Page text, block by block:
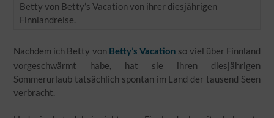
Betty von Betty’s Vacation von ihrer diesjährigen
Finnlandreise.
Nachdem ich Betty von Betty’s Vacation so viel über Finnland
vorgeschwärmt habe, hat sie ihren diesjährigen
Sommerurlaub tatsächlich spontan im Land der tausend Seen
verbracht.